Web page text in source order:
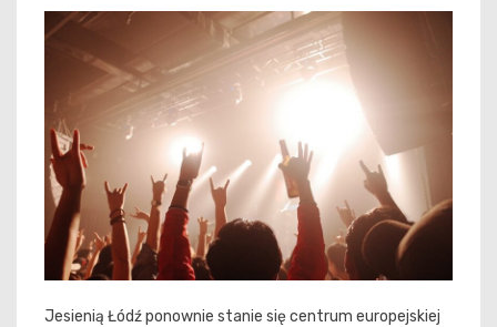
Jesienią Łódź ponownie stanie się centrum europejskiej